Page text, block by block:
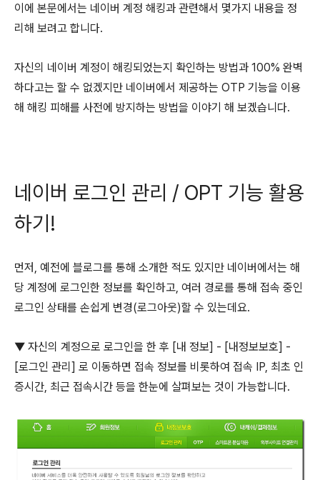
이에 본문에서는 네이버 계정 해킹과 관련해서 몇가지 내용을 정
리해 보려고 합니다.
자신의 네이버 계정이 해킹되었는지 확인하는 방법과 100% 완벽
하다고는 할 수 없겠지만 네이버에서 제공하는 OTP 기능을 이용
해 해킹 피해를 사전에 방지하는 방법을 이야기 해 보겠습니다.
네이버 로그인 관리 / OPT 기능 활용
하기!
먼저, 예전에 블로그를 통해 소개한 적도 있지만 네이버에서는 해
당 계정에 로그인한 정보를 확인하고, 여러 경로를 통해 접속 중인
로그인 상태를 손쉽게 변경(로그아웃)할 수 있는데요.
▼ 자신의 계정으로 로그인을 한 후 [내 정보] - [내정보보호] -
[로그인 관리] 로 이동하면 접속 정보를 비롯하여 접속 IP, 최초 인
증시간, 최근 접속시간 등을 한눈에 살펴보는 것이 가능합니다.